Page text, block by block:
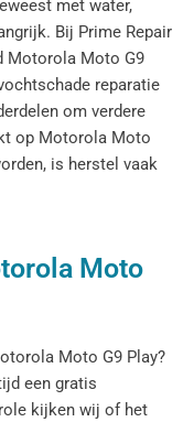
met water,
Bij Prime Repair
Motorola Moto G9
reparatie
om verdere
op Motorola Moto
is herstel vaak
Moto
Moto G9 Play?
een gratis
kijken wij of het